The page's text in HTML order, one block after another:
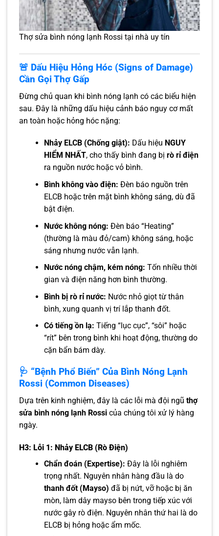
Thợ sửa bình nóng lạnh Rossi tại nhà uy tín
🚨 Dấu Hiệu Hỏng Hóc (Signs of Damage)
Cần Gọi Thợ Gấp
Đừng chủ quan khi bình nóng lạnh có các biểu hiện
sau. Đây là những dấu hiệu cảnh báo nguy cơ mất
an toàn hoặc hỏng hóc nặng:
Nhảy ELCB (Chống giật): Dấu hiệu NGUY
HIỂM NHẤT, cho thấy bình đang bị rò rỉ điện
ra nguồn nước hoặc vỏ bình.
Bình không vào điện: Đèn báo nguồn trên
ELCB hoặc trên mặt bình không sáng, dù đã
bật điện.
Nước không nóng: Đèn báo “Heating”
(thường là màu đỏ/cam) không sáng, hoặc
sáng nhưng nước vẫn lạnh.
Nước nóng chậm, kém nóng: Tốn nhiều thời
gian và điện năng hơn bình thường.
Bình bị rò rỉ nước: Nước nhỏ giọt từ thân
bình, xung quanh vị trí lắp thanh đốt.
Có tiếng ồn lạ: Tiếng “lục cục”, “sôi” hoặc
“rít” bên trong bình khi hoạt động, thường do
cặn bẩn bám dày.
🩺 “Bệnh Phổ Biến” Của Bình Nóng Lạnh
Rossi (Common Diseases)
Dựa trên kinh nghiệm, đây là các lỗi mà đội ngũ thợ
sửa bình nóng lạnh Rossi của chúng tôi xử lý hàng
ngày.
H3: Lỗi 1: Nhảy ELCB (Rò Điện)
Chẩn đoán (Expertise): Đây là lỗi nghiêm
trọng nhất. Nguyên nhân hàng đầu là do
thanh đốt (Mayso) đã bị nứt, vỡ hoặc bị ăn
mòn, làm dây mayso bên trong tiếp xúc với
nước gây rò điện. Nguyên nhân thứ hai là do
ELCB bị hỏng hoặc ẩm mốc.